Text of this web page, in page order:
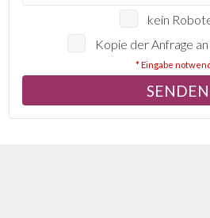
kein
Kopie der Anfrage
* Eingabe